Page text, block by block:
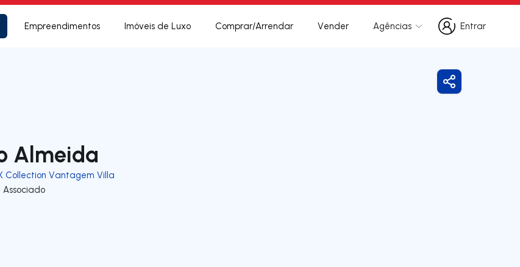
Empreendimentos Imóveis de Luxo Comprar/Arrendar Vender Agências
Entrar
Entrar
Almeida
Collection Vantagem Villa
Partilhar